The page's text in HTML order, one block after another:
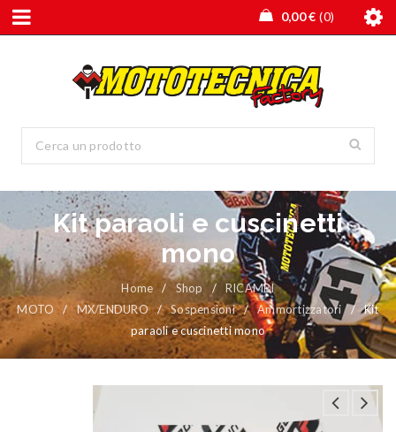
0,00€ 0
Kit paraoli e cuscinetti
mono
Home / Shop /
RICAMBI
MOTO
/ MX/ENDURO / Sospensioni / Ammortizzatori /
Kit
paraoli e cuscinetti mono